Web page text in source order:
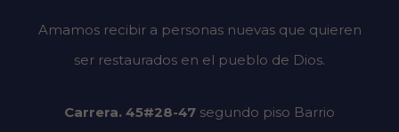
Amamos recibir a personas nuevas que quieren
ser restaurados en el pueblo de Dios.
Carrera. 45#28-47 segundo piso Barrio